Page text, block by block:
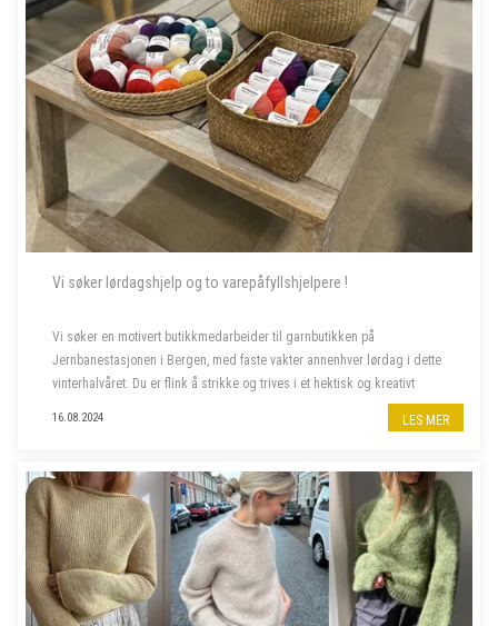
Vi søker lørdagshjelp og to varepåfyllshjelpere !
Vi søker en motivert butikkmedarbeider til garnbutikken på
Jernbanestasjonen i Bergen, med faste vakter annenhver lørdag i dette
vinterhalvåret. Du er flink å strikke og trives i et hektisk og kreativt
16.08.2024 LES MER